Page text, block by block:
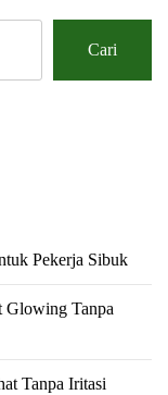
Cari
Pekerja Sibuk
Glowing Tanpa
Tanpa Iritasi